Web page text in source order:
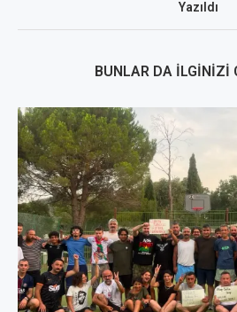
Yazıldı
BUNLAR DA İLGINIZI